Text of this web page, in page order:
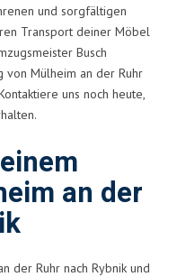
und sorgfältigen
Transport deiner Möbel
Busch
von Mülheim an der Ruhr
uns noch heute,
an der
der Ruhr nach Rybnik und